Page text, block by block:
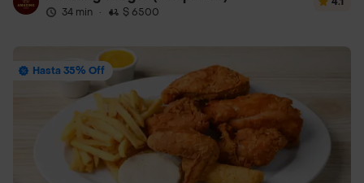
34 min · $ 6500
Hasta 35% Off